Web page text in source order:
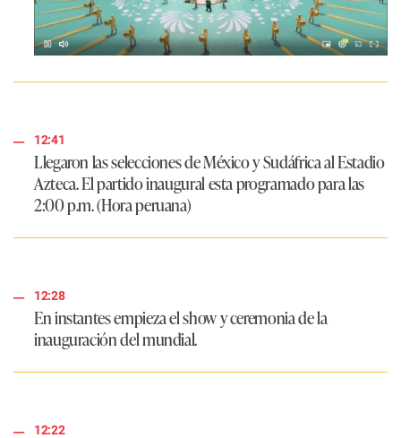
12:41
Llegaron las selecciones de México y Sudáfrica al Estadio
Azteca. El partido inaugural esta programado para las
2:00 p.m. (Hora peruana)
12:28
En instantes empieza el show y ceremonia de la
inauguración del mundial.
12:22